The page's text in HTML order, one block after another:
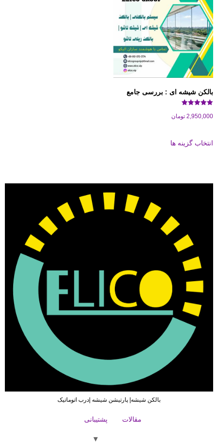
شیشه ای : بررسی جامع
تومان
گزینه ها
بالکن شیشه| پارتیشن شیشه |درب اتوماتیک
مقالات پشتیبانی